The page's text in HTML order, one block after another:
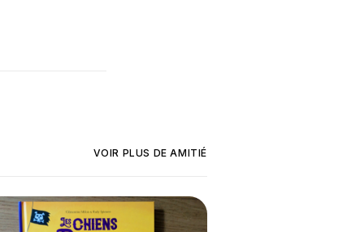
VOIR PLUS DE AMITIÉ